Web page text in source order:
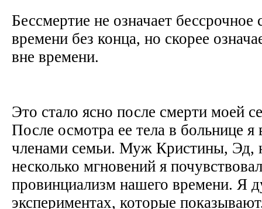
Бессмертие не означает
времени без конца, но скорее
вне времени.
Это стало ясно после смерти моей
После осмотра ее тела в больнице
членами семьи. Муж Кристины, Эд,
несколько мгновений я
провинциализм нашего времени. Я
экспериментах, которые